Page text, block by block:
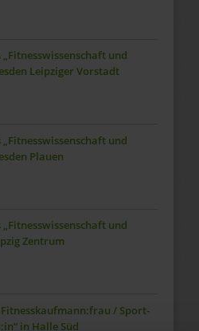
und
Leipziger Vorstadt
und
Plauen
und
Zentrum
/ Sport-
in Halle Süd